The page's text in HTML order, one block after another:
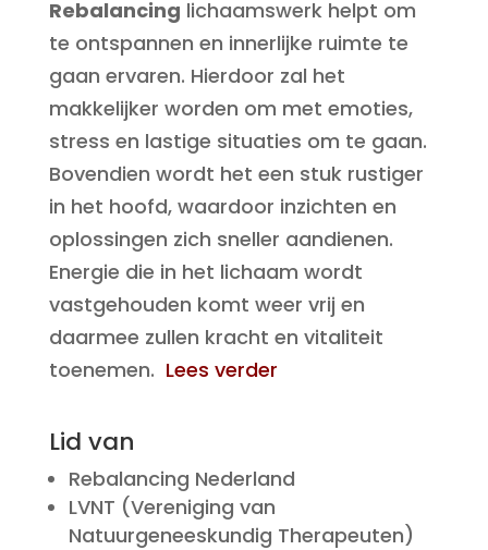
Rebalancing lichaamswerk helpt om
te ontspannen en innerlijke ruimte te
gaan ervaren. Hierdoor zal het
makkelijker worden om met emoties,
stress en lastige situaties om te gaan.
Bovendien wordt het een stuk rustiger
in het hoofd, waardoor inzichten en
oplossingen zich sneller aandienen.
Energie die in het lichaam wordt
vastgehouden komt weer vrij en
daarmee zullen kracht en vitaliteit
toenemen. Lees verder
Lid van
Rebalancing Nederland
LVNT (Vereniging van
Natuurgeneeskundig Therapeuten)